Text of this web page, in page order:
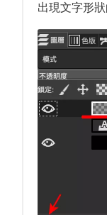
出現文字形